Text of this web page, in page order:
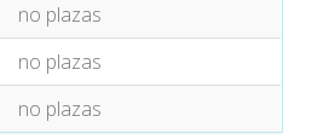
no plazas
no plazas
no plazas